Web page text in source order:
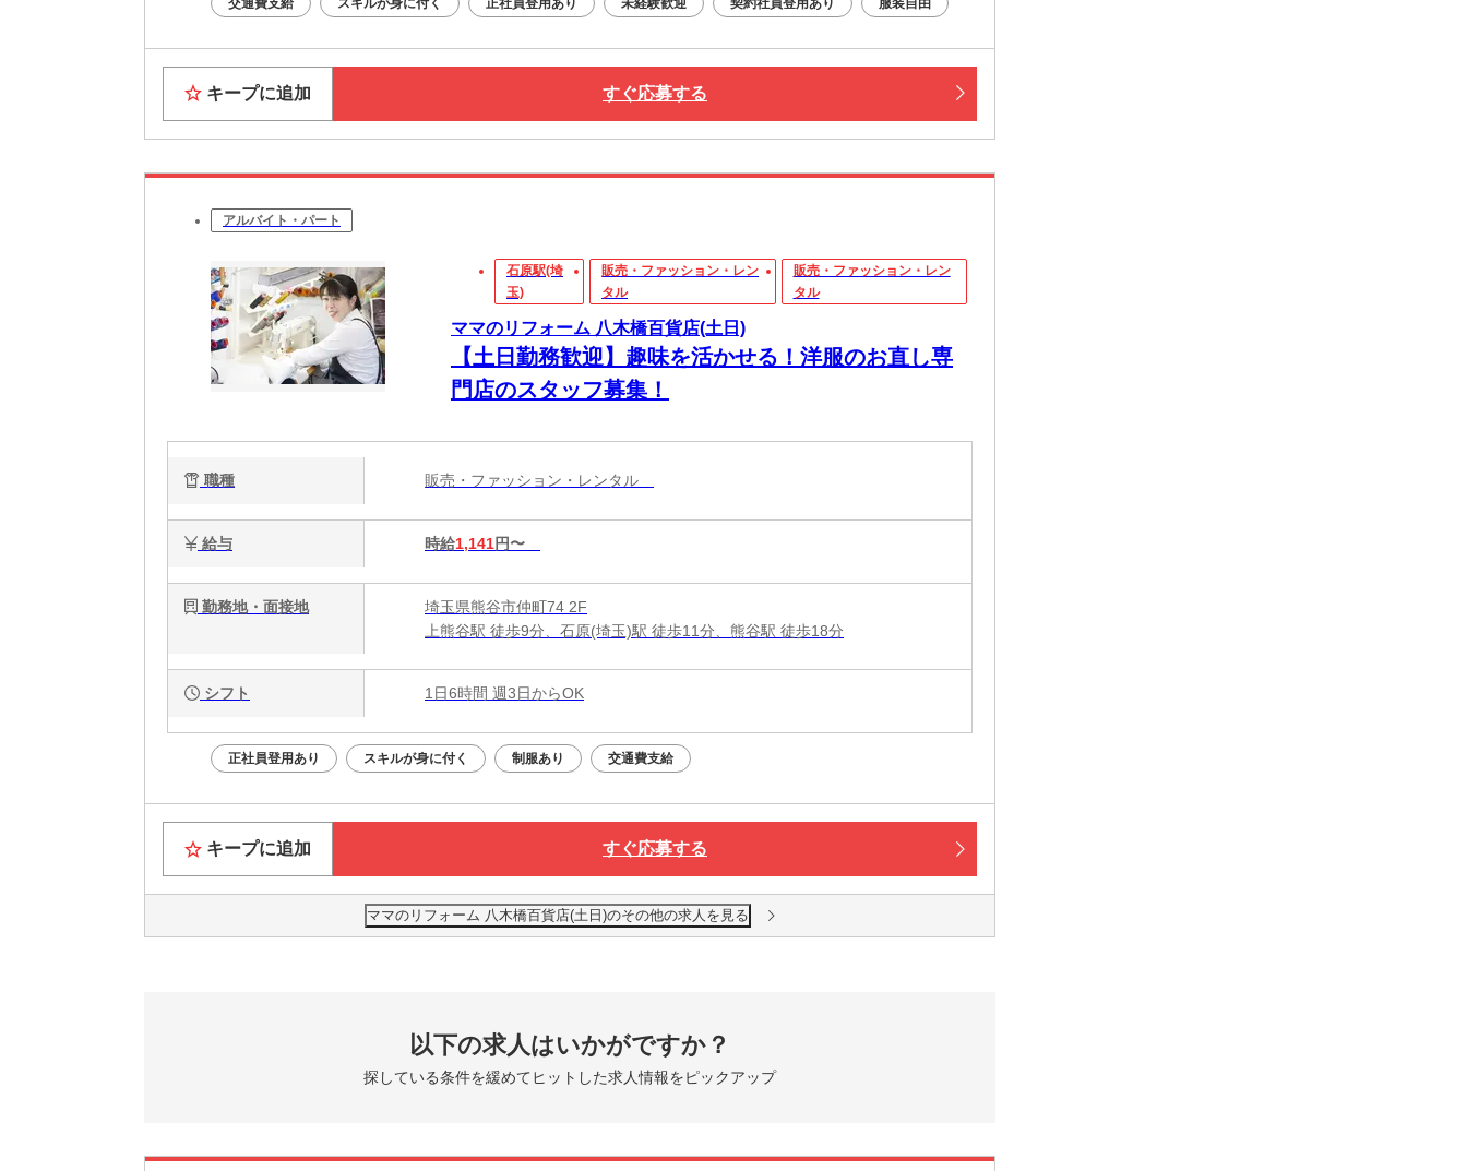
キープに追加 すぐ応募する
アルバイト・パート
石原駅(埼
玉)
販売・ファッション・レン
タル
販売・ファッション・レン
タル
ママのリフォーム 八木橋百貨店(土日)
【土日勤務歓迎】趣味を活かせる！洋服のお直し専
門店のスタッフ募集！
職種 販売・ファッション・レンタル
給与 時給1,141円〜
勤務地・面接地
埼玉県熊谷市仲町74 2F
上熊谷駅 徒歩9分、石原(埼玉)駅 徒歩11分、熊谷駅 徒歩18分
シフト 1日6時間 週3日からOK
正社員登用あり スキルが身に付く 制服あり 交通費支給
キープに追加 すぐ応募する
ママのリフォーム 八木橋百貨店(土日)のその他の求人を見る
以下の求人はいかがですか？
探している条件を緩めてヒットした求人情報をピックアップ